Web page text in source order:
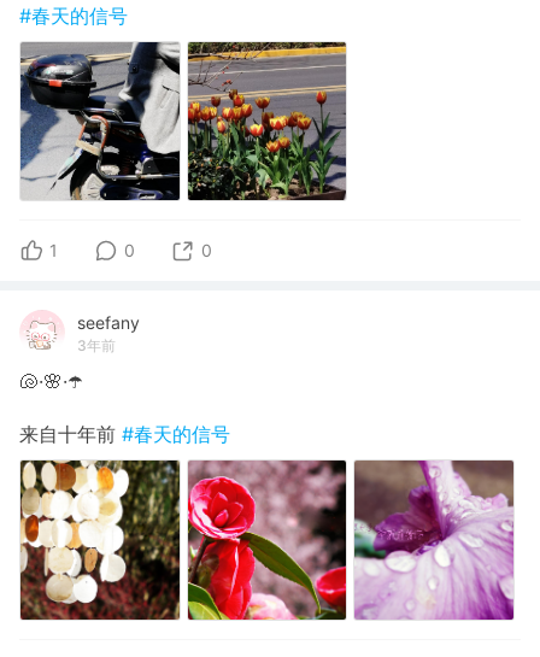
#春天的信号
1 0 0
seefany
3年前
🐚·🌸·☂️
来自十年前 #春天的信号